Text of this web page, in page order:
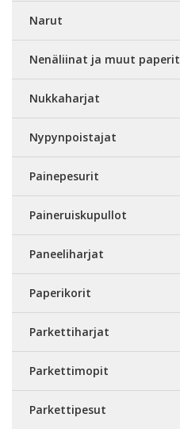
Narut
Nenäliinat ja muut paperit
Nukkaharjat
Nypynpoistajat
Painepesurit
Paineruiskupullot
Paneeliharjat
Paperikorit
Parkettiharjat
Parkettimopit
Parkettipesut